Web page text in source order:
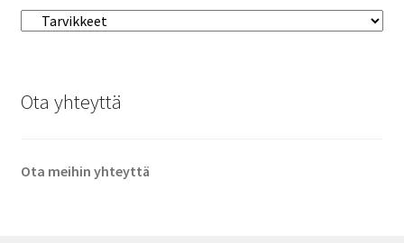
Ota yhteyttä
Ota meihin yhteyttä